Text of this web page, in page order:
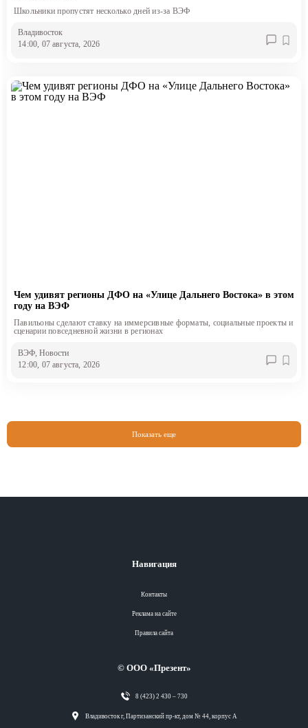
Школьники пропустят несколько дней из-за ВЭФ
Владивосток
14:00, 07 августа, 2026
Чем удивят регионы ДФО на «Улице Дальнего Востока» в этом
году на ВЭФ
Павильоны сделают ставку на иммерсивные форматы, социальные проекты и
сценарии повседневной жизни в регионах
ВЭФ , Новости
12:00, 07 августа, 2026
Показать еще
Навигация
Контакты
Реклама на сайте
Правила сайта
© ООО «Презент»
8 (423) 2 430 – 730
Владивосток г, Партизанский пр-кт, дом № 44, корпус А